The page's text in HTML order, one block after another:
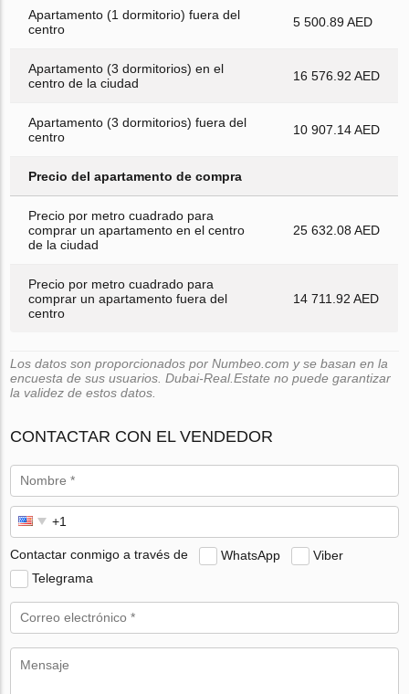
Apartamento (1 dormitorio) fuera del
centro
5 500.89 AED
Apartamento (3 dormitorios) en el
centro de la ciudad
16 576.92 AED
Apartamento (3 dormitorios) fuera del
centro
10 907.14 AED
Precio del apartamento de compra
Precio por metro cuadrado para
comprar un apartamento en el centro
de la ciudad
25 632.08 AED
Precio por metro cuadrado para
comprar un apartamento fuera del
centro
14 711.92 AED
Los datos son proporcionados por Numbeo.com y se basan en la
encuesta de sus usuarios. Dubai-Real.Estate no puede garantizar
la validez de estos datos.
CONTACTAR CON EL VENDEDOR
Contactar conmigo a través de WhatsApp
Viber
Telegrama